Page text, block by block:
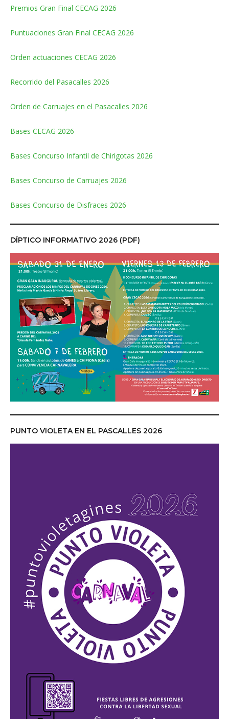
Premios Gran Final CECAG 2026
Puntuaciones Gran Final CECAG 2026
Orden actuaciones CECAG 2026
Recorrido del Pasacalles 2026
Orden de Carruajes en el Pasacalles 2026
Bases CECAG 2026
Bases Concurso Infantil de Chirigotas 2026
Bases Concurso de Carruajes 2026
Bases Concurso de Disfraces 2026
DÍPTICO INFORMATIVO 2026 (PDF)
PUNTO VIOLETA EN EL PASCALLES 2026